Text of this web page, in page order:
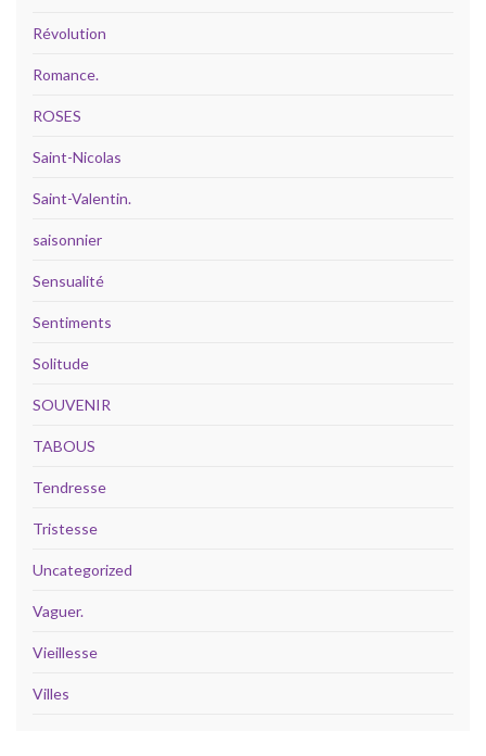
Révolution
Romance.
ROSES
Saint-Nicolas
Saint-Valentin.
saisonnier
Sensualité
Sentiments
Solitude
SOUVENIR
TABOUS
Tendresse
Tristesse
Uncategorized
Vaguer.
Vieillesse
Villes